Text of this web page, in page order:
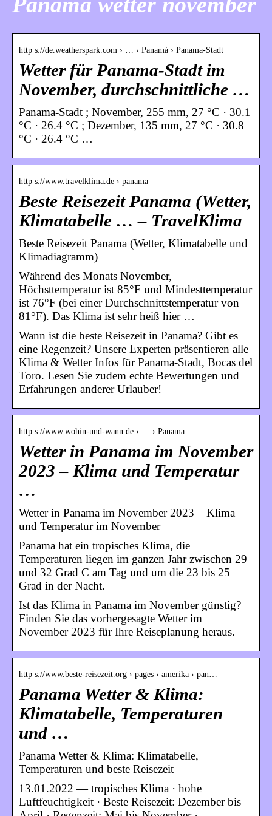
http s://de.weatherspark.com › … › Panamá › Panama-Stadt
Wetter für Panama-Stadt im
November, durchschnittliche …
Panama-Stadt ; November, 255 mm, 27 °C · 30.1
°C · 26.4 °C ; Dezember, 135 mm, 27 °C · 30.8
°C · 26.4 °C …
http s://www.travelklima.de › panama
Beste Reisezeit Panama (Wetter,
Klimatabelle … – TravelKlima
Beste Reisezeit Panama (Wetter, Klimatabelle und
Klimadiagramm)
Während des Monats November,
Höchsttemperatur ist 85°F und Mindesttemperatur
ist 76°F (bei einer Durchschnittstemperatur von
81°F). Das Klima ist sehr heiß hier …
Wann ist die beste Reisezeit in Panama? Gibt es
eine Regenzeit? Unsere Experten präsentieren alle
Klima & Wetter Infos für Panama-Stadt, Bocas del
Toro. Lesen Sie zudem echte Bewertungen und
Erfahrungen anderer Urlauber!
http s://www.wohin-und-wann.de › … › Panama
Wetter in Panama im November
2023 – Klima und Temperatur
…
Wetter in Panama im November 2023 – Klima
und Temperatur im November
Panama hat ein tropisches Klima, die
Temperaturen liegen im ganzen Jahr zwischen 29
und 32 Grad C am Tag und um die 23 bis 25
Grad in der Nacht.
Ist das Klima in Panama im November günstig?
Finden Sie das vorhergesagte Wetter im
November 2023 für Ihre Reiseplanung heraus.
http s://www.beste-reisezeit.org › pages › amerika › pan…
Panama Wetter & Klima:
Klimatabelle, Temperaturen
und …
Panama Wetter & Klima: Klimatabelle,
Temperaturen und beste Reisezeit
13.01.2022 — tropisches Klima · hohe
Luftfeuchtigkeit · Beste Reisezeit: Dezember bis